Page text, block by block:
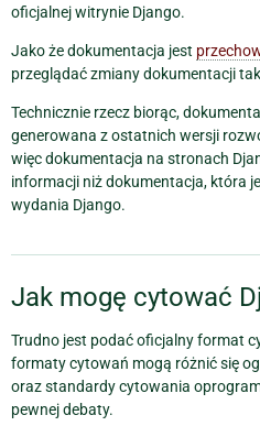
oficjalnej witrynie Django.
Jako że dokumentacja jest
przeglądać zmiany dokumentacji
Technicznie rzecz biorąc,
generowana z ostatnich wersji
więc dokumentacja na stronach
informacji niż dokumentacja, która
wydania Django.
Jak mogę cytować
Trudno jest podać oficjalny format
formaty cytowań mogą różnić się
oraz standardy cytowania
pewnej debaty.